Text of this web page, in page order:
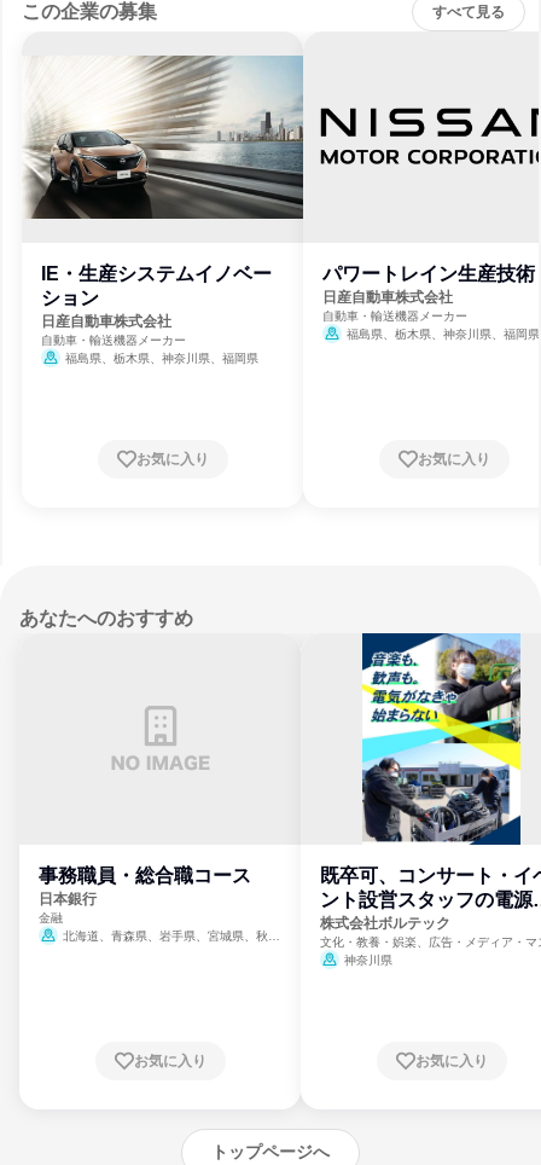
この企業の募集 すべて見る
IE・生産システムイノベー
ション
日産自動車株式会社
自動車・輸送機器メーカー
福島県、栃木県、神奈川県、福岡県
お気に入り
パワートレイン生産技術
日産自動車株式会社
自動車・輸送機器メーカー
福島県、栃木県、神奈川県、福岡県
お気に入り
あなたへのおすすめ
事務職員・総合職コース
日本銀行
金融
北海道、青森県、岩手県、宮城県、秋田
崎県、熊本県、大分県、宮崎県、鹿児島県、
お気に入り
既卒可、コンサート・イ
ント設営スタッフの電源
門
株式会社ボルテック
文化・教養・娯楽、広告・メディア・マ
ミ、電力・ガス・水道・エネルギー
神奈川県
お気に入り
トップページへ